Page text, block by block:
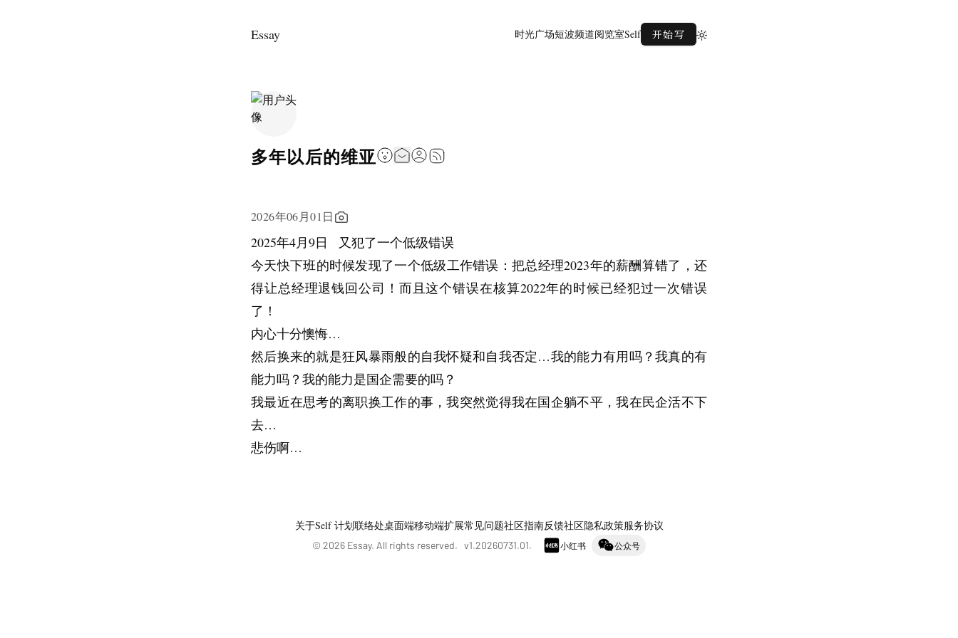
Essay 时光广场短波频道阅览室Self 开始写
多年以后的维亚
2026年06月01日
2025年4月9日   又犯了一个低级错误
今天快下班的时候发现了一个低级工作错误：把总经理2023年的薪酬算错了，还
得让总经理退钱回公司！而且这个错误在核算2022年的时候已经犯过一次错误
了！
内心十分懊悔…
然后换来的就是狂风暴雨般的自我怀疑和自我否定…我的能力有用吗？我真的有
能力吗？我的能力是国企需要的吗？
我最近在思考的离职换工作的事，我突然觉得我在国企躺不平，我在民企活不下
去…
悲伤啊…
关于Self 计划联络处桌面端移动端扩展常见问题社区指南反馈社区隐私政策服务协议
© 2026 Essay. All rights reserved. v1.20260731.01. 小红书 公众号